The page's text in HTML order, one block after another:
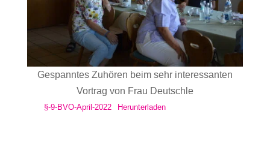
Gespanntes Zuhören beim sehr interessanten
Vortrag von Frau Deutschle
§-9-BVO-April-2022 Herunterladen